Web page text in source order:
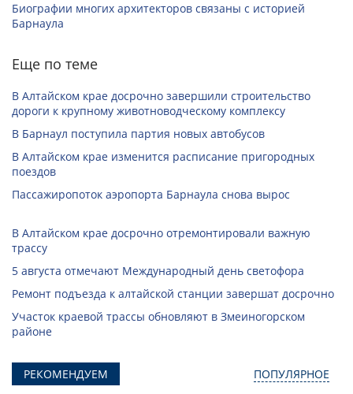
Биографии многих архитекторов связаны с историей
Барнаула
Еще по теме
В Алтайском крае досрочно завершили строительство
дороги к крупному животноводческому комплексу
В Барнаул поступила партия новых автобусов
В Алтайском крае изменится расписание пригородных
поездов
Пассажиропоток аэропорта Барнаула снова вырос
В Алтайском крае досрочно отремонтировали важную
трассу
5 августа отмечают Международный день светофора
Ремонт подъезда к алтайской станции завершат досрочно
Участок краевой трассы обновляют в Змеиногорском
районе
РЕКОМЕНДУЕМ ПОПУЛЯРНОЕ